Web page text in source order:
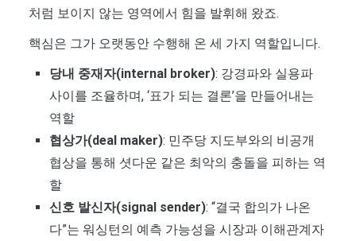
처럼 보이지 않는 영역에서 힘을 발휘해 왔죠.
핵심은 그가 오랫동안 수행해 온 세 가지 역할입니다.
당내 중재자(internal broker): 강경파와 실용파
사이를 조율하며, ‘표가 되는 결론’을 만들어내는
역할
협상가(deal maker): 민주당 지도부와의 비공개
협상을 통해 셧다운 같은 최악의 충돌을 피하는 역
할
신호 발신자(signal sender): “결국 합의가 나온
다”는 워싱턴의 예측 가능성을 시장과 이해관계자